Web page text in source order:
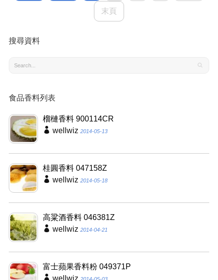
末頁
搜尋資料
食品香料列表
榴槤香料 900114CR
wellwiz 2014-05-13
桂圓香料 047158Z
wellwiz 2014-05-18
高粱酒香料 046381Z
wellwiz 2014-04-21
富士蘋果香料粉 049371P